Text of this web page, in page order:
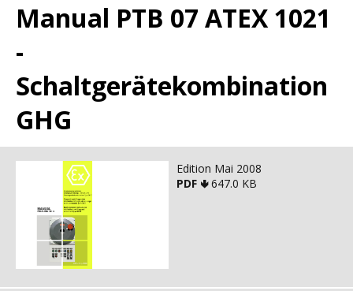
Manual PTB 07 ATEX 1021
-
Schaltgerätekombination
GHG
Edition Mai 2008
PDF 🢃647.0 KB